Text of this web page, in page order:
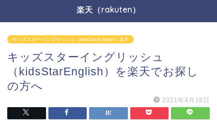
楽天（rakuten）
キッズスターイングリッシュ（kidsStarEnglish）楽天
キッズスターイングリッシュ
（kidsStarEnglish）を楽天でお探し
の方へ
2021年4月18日